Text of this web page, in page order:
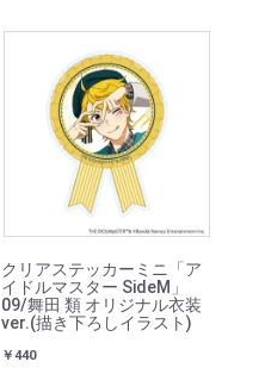
クリアステッカーミニ「ア
イドルマスター SideM」
09/舞田 類 オリジナル衣装
ver.(描き下ろしイラスト)
￥440